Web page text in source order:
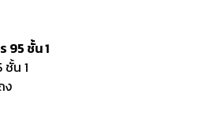
95 ชั้น 1
ชั้น 1
ง